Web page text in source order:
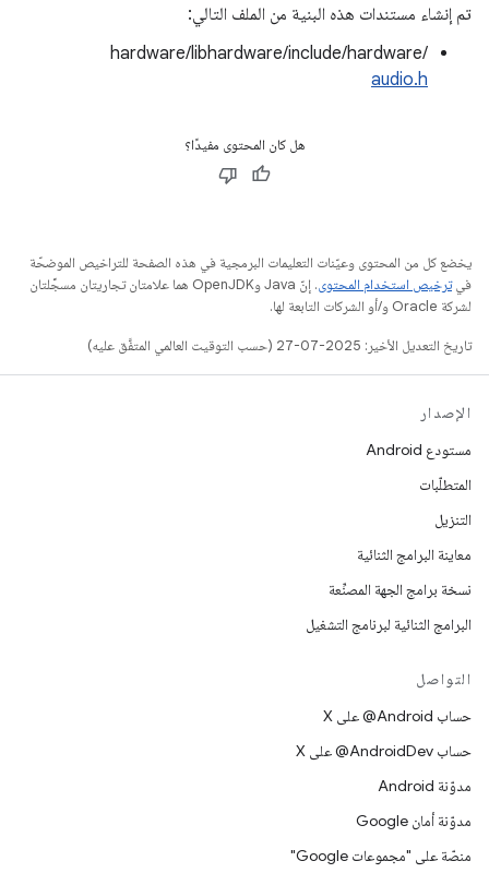
تم إنشاء مستندات هذه البنية من الملف التالي:
hardware/libhardware/include/hardware/
audio.h
هل كان المحتوى مفيدًا؟
يخضع كل من المحتوى وعيّنات التعليمات البرمجية في هذه الصفحة للتراخيص الموضحّة
فيترخيص استخدام المحتوى
. إنّ Java وOpenJDK هما علامتان تجاريتان مسجَّلتان
لشركة Oracle و/أو الشركات التابعة لها.
تاريخ التعديل الأخير: 2025-07-27 (حسب التوقيت العالمي المتفَّق عليه)
الإصدار
مستودع Android
المتطلّبات
التنزيل
معاينة البرامج الثنائية
نسخة برامج الجهة المصنِّعة
البرامج الثنائية لبرنامج التشغيل
التواصل
حساب ‎@Android على X
حساب ‎@AndroidDev على X
مدوّنة Android
مدوّنة أمان Google
منصّة على "مجموعات Google"